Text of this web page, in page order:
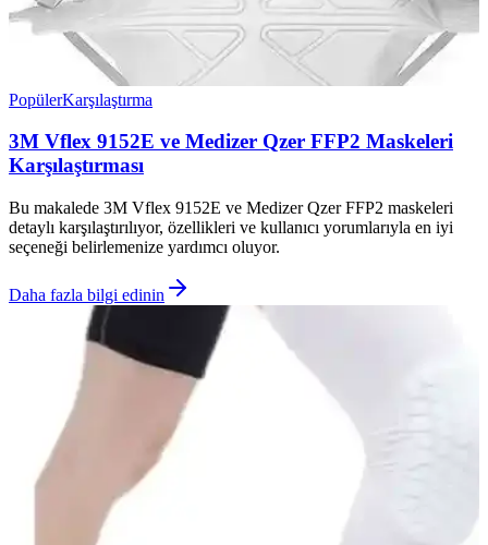
PopülerKarşılaştırma
3M Vflex 9152E ve Medizer Qzer FFP2 Maskeleri
Karşılaştırması
Bu makalede 3M Vflex 9152E ve Medizer Qzer FFP2 maskeleri
detaylı karşılaştırılıyor, özellikleri ve kullanıcı yorumlarıyla en iyi
seçeneği belirlemenize yardımcı oluyor.
Daha fazla bilgi edinin